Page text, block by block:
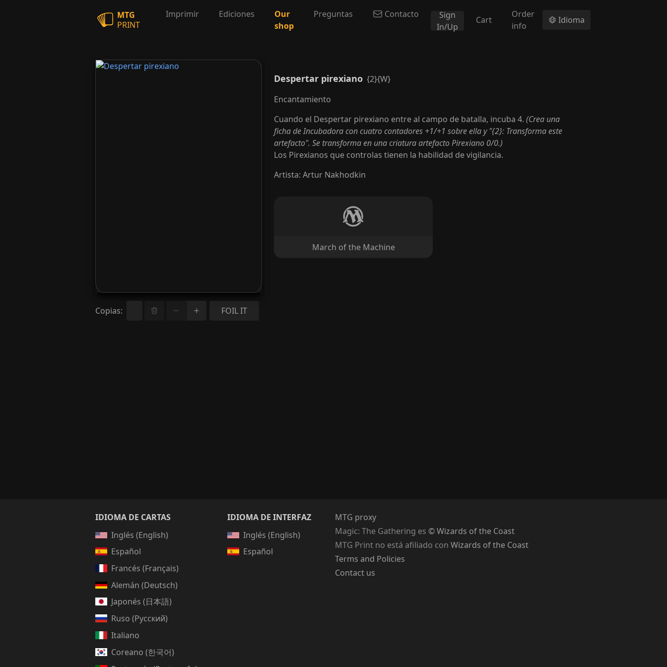
MTG
PRINT
Imprimir Ediciones
Our
shop
Preguntas Contacto
Sign
In/Up
Cart
Order
info
Idioma
Copias: FOIL IT
Despertar pirexiano {2}{W}
Encantamiento
Cuando el Despertar pirexiano entre al campo de batalla, incuba 4. (Crea una
ficha de Incubadora con cuatro contadores +1/+1 sobre ella y "{2}: Transforma este
artefacto". Se transforma en una criatura artefacto Pirexiano 0/0.)
Los Pirexianos que controlas tienen la habilidad de vigilancia.
Artista: Artur Nakhodkin
March of the Machine
IDIOMA DE CARTAS
Inglés (English)
Español
Francés (Français)
Alemán (Deutsch)
Japonés (日本語)
Ruso (Русский)
Italiano
Coreano (한국어)
IDIOMA DE INTERFAZ
Inglés (English)
Español
MTG proxy
Magic: The Gathering es © Wizards of the Coast
MTG Print no está afiliado con Wizards of the Coast
Terms and Policies
Contact us